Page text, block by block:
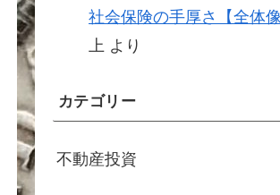
社会保険の手厚さ【全体像
上 より
カテゴリー
不動産投資